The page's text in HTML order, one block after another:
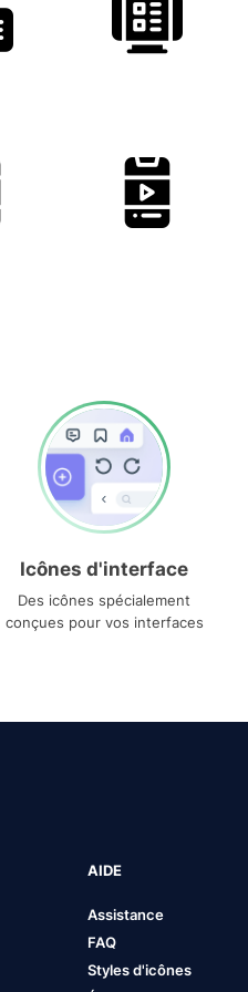
Icônes d'interface
Des icônes spécialement
conçues pour vos interfaces
AIDE
Assistance
FAQ
Styles d'icônes